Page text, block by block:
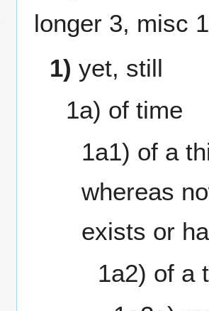
longer 3, misc
1) yet, still
1a) of time
1a1) of a
whereas
exists or
1a2) of a